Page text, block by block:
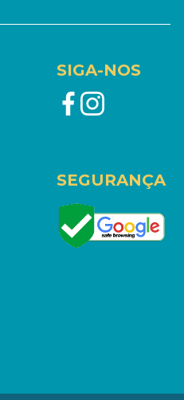
SIGA-NOS
SEGURANÇA